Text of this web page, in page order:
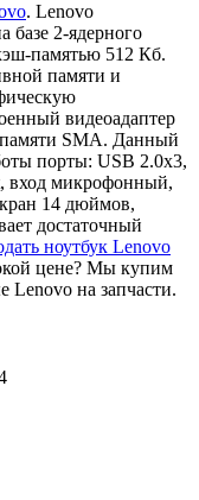
. Lenovo
2-ядерного
памятью 512 Кб.
памяти и
видеоадаптер
SMA. Данный
порты: USB 2.0x3,
вход микрофонный,
14 дюймов,
достаточный
ноутбук Lenovo
цене? Мы купим
Lenovo на запчасти.